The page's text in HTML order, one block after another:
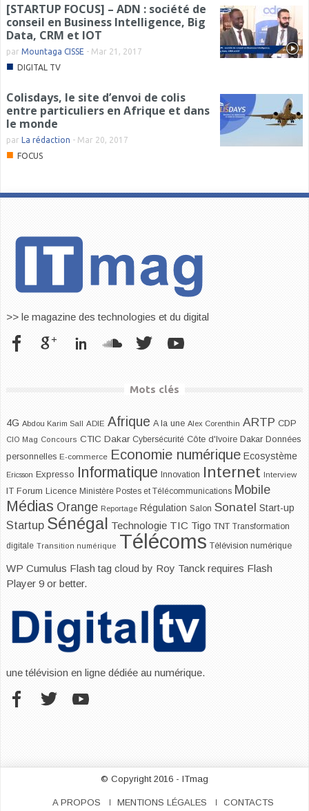
[STARTUP FOCUS] – ADN : société de
conseil en Business Intelligence, Big
Data, CRM et IOT
par Mountaga CISSE - Mar 21, 2017
■ DIGITAL TV
Colisdays, le site d’envoi de colis
entre particuliers en Afrique et dans
le monde
par La rédaction - Mar 20, 2017
■ FOCUS
>> le magazine des technologies et du digital
Mots clés
4G Abdou Karim Sall ADIE Afrique A la une Alex Corenthin ARTP CDP
CIO Mag Concours CTIC Dakar Cybersécurité Côte d'Ivoire Dakar Données
personnelles E-commerce Economie numérique Ecosystème
Ericsson Expresso Informatique Innovation Internet Interview
IT Forum Licence Ministère Postes et Télécommunications Mobile
Médias Orange Reportage Régulation Salon Sonatel Start-up
Startup Sénégal Technologie TIC Tigo TNT Transformation
digitale Transition numérique Télécoms Télévision numérique
WP Cumulus Flash tag cloud by Roy Tanck requires Flash
Player 9 or better.
une télévision en ligne dédiée au numérique.
© Copyright 2016 - ITmag
A PROPOS MENTIONS LÉGALES CONTACTS